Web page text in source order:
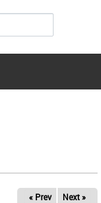
« Prev Next »